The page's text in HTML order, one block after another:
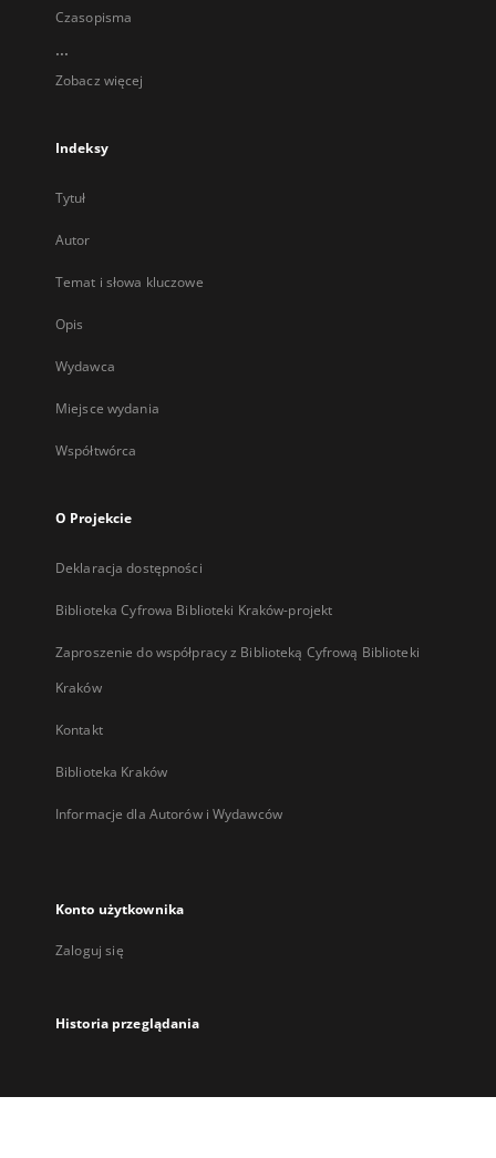
Czasopisma
...
Zobacz więcej
Indeksy
Tytuł
Autor
Temat i słowa kluczowe
Opis
Wydawca
Miejsce wydania
Współtwórca
O Projekcie
Deklaracja dostępności
Biblioteka Cyfrowa Biblioteki Kraków-projekt
Zaproszenie do współpracy z Biblioteką Cyfrową Biblioteki
Kraków
Kontakt
Biblioteka Kraków
Informacje dla Autorów i Wydawców
Konto użytkownika
Zaloguj się
Historia przeglądania